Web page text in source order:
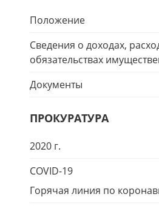
Положение
Сведения о доходах,
обязательствах
Документы
ПРОКУРАТУРА
2020 г.
COVID-19
Горячая линия по